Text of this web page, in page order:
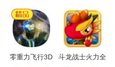
评：
，让玩家不断惊喜和享受游
零重力飞行3D
斗龙战士火力全